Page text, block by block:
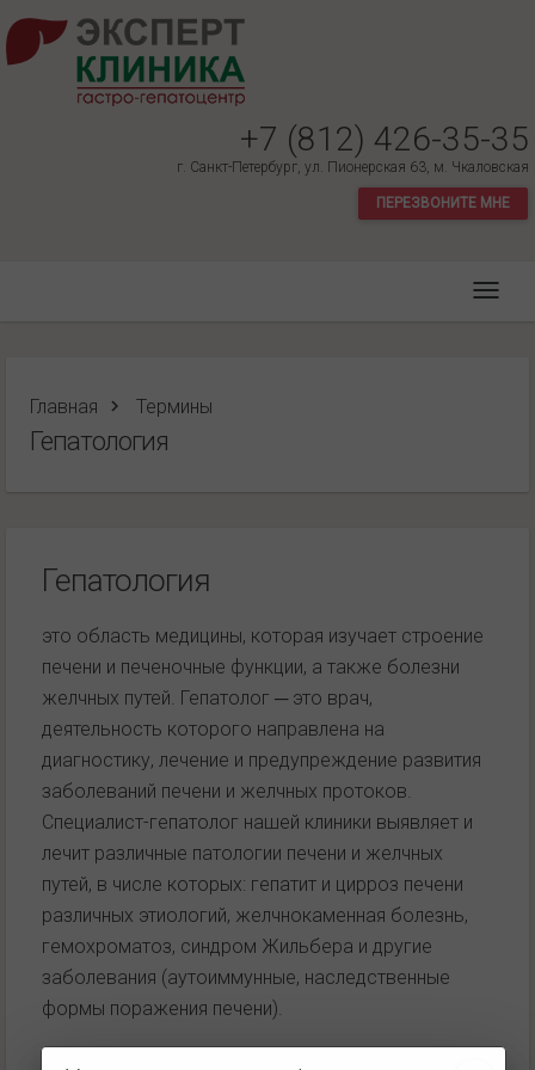
+7 (812) 426-35-35
г. Санкт-Петербург, ул. Пионерская 63, м. Чкаловская
ПЕРЕЗВОНИТЕ МНЕ
Главная Термины
Гепатология
Гепатология
это область медицины, которая изучает строение
печени и печеночные функции, а также болезни
желчных путей. Гепатолог ─ это врач,
деятельность которого направлена на
диагностику, лечение и предупреждение развития
заболеваний печени и желчных протоков.
Специалист-гепатолог нашей клиники выявляет и
лечит различные патологии печени и желчных
путей, в числе которых: гепатит и цирроз печени
различных этиологий, желчнокаменная болезнь,
гемохроматоз, синдром Жильбера и другие
заболевания (аутоиммунные, наследственные
формы поражения печени).